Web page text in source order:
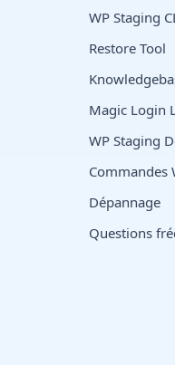
WP Staging
Restore Tool
Magic Login
WP Staging
Commandes
Dépannage
Questions